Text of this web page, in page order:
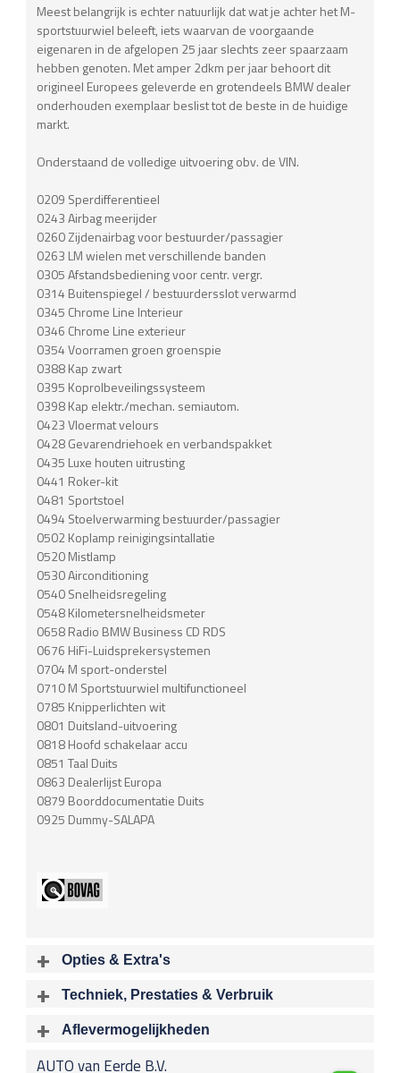
Meest belangrijk is echter natuurlijk dat wat je achter het M-
sportstuurwiel beleeft, iets waarvan de voorgaande
eigenaren in de afgelopen 25 jaar slechts zeer spaarzaam
hebben genoten. Met amper 2dkm per jaar behoort dit
origineel Europees geleverde en grotendeels BMW dealer
onderhouden exemplaar beslist tot de beste in de huidige
markt.
Onderstaand de volledige uitvoering obv. de VIN.
0209 Sperdifferentieel
0243 Airbag meerijder
0260 Zijdenairbag voor bestuurder/passagier
0263 LM wielen met verschillende banden
0305 Afstandsbediening voor centr. vergr.
0314 Buitenspiegel / bestuurdersslot verwarmd
0345 Chrome Line Interieur
0346 Chrome Line exterieur
0354 Voorramen groen groenspie
0388 Kap zwart
0395 Koprolbeveilingssysteem
0398 Kap elektr./mechan. semiautom.
0423 Vloermat velours
0428 Gevarendriehoek en verbandspakket
0435 Luxe houten uitrusting
0441 Roker-kit
0481 Sportstoel
0494 Stoelverwarming bestuurder/passagier
0502 Koplamp reinigingsintallatie
0520 Mistlamp
0530 Airconditioning
0540 Snelheidsregeling
0548 Kilometersnelheidsmeter
0658 Radio BMW Business CD RDS
0676 HiFi-Luidsprekersystemen
0704 M sport-onderstel
0710 M Sportstuurwiel multifunctioneel
0785 Knipperlichten wit
0801 Duitsland-uitvoering
0818 Hoofd schakelaar accu
0851 Taal Duits
0863 Dealerlijst Europa
0879 Boorddocumentatie Duits
0925 Dummy-SALAPA
Opties & Extra's
Alarm klasse 3
Techniek, Prestaties & Verbruik
6 2979 cc
Vermogen
Aflevermogelijkheden
onderstaande
AUTO van Eerde B.V.